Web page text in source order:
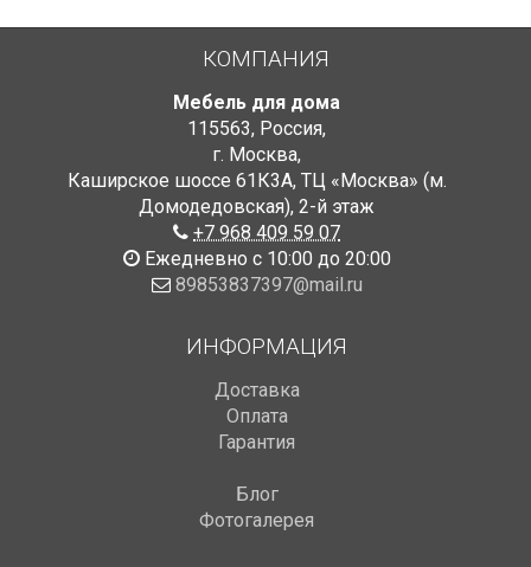
КОМПАНИЯ
Мебель для дома
115563, Россия,
г. Москва,
Каширское шоссе 61К3А, ТЦ «Москва» (м.
Домодедовская), 2-й этаж
+7 968 409 59 07
Ежедневно с 10:00 до 20:00
89853837397@mail.ru
ИНФОРМАЦИЯ
Доставка
Оплата
Гарантия
Блог
Фотогалерея